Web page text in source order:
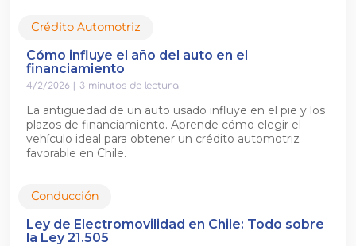
Crédito Automotriz
Cómo influye el año del auto en el
financiamiento
4/2/2026|3 minutos de lectura
La antigüedad de un auto usado influye en el pie y los
plazos de financiamiento. Aprende cómo elegir el
vehículo ideal para obtener un crédito automotriz
favorable en Chile.
Conducción
Ley de Electromovilidad en Chile: Todo sobre
la Ley 21.505